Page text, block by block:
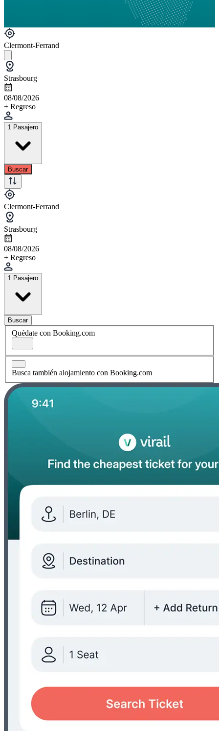
Clermont-Ferrand
Strasbourg
08/08/2026
+ Regreso
1 Pasajero
Buscar
Clermont-Ferrand
Strasbourg
08/08/2026
+ Regreso
1 Pasajero
Buscar
Quédate con Booking.com
Busca también alojamiento con Booking.com